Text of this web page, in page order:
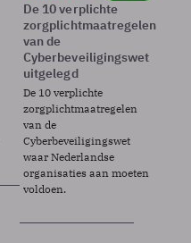
De 10 verplichte
zorgplichtmaatregelen
van de
Cyberbeveiligingswet
uitgelegd
De 10 verplichte
zorgplichtmaatregelen
van de
Cyberbeveiligingswet
waar Nederlandse
organisaties aan moeten
voldoen.